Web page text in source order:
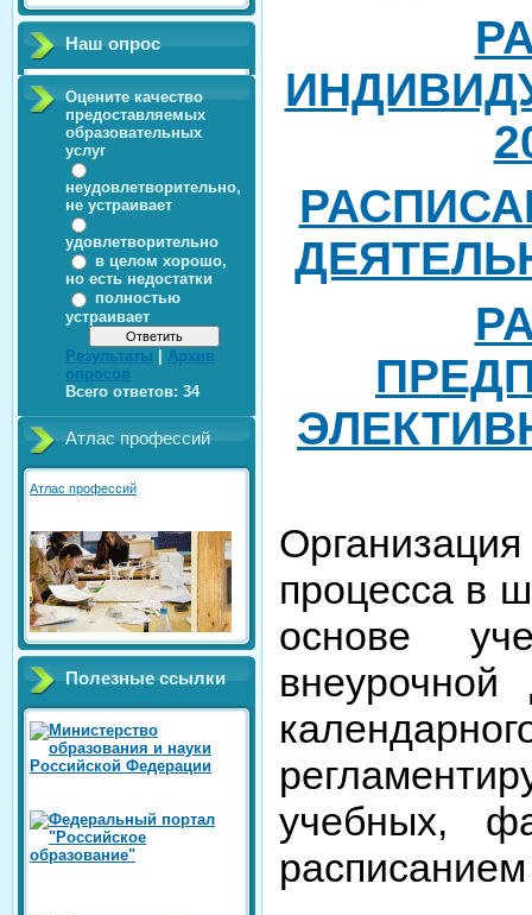
Наш опрос
Оцените качество
предоставляемых
образовательных
услуг
неудовлетворительно,
не устраивает
удовлетворительно
в целом хорошо,
но есть недостатки
полностью
устраивает
Результаты
Архив
опросов
Всего ответов: 34
Атлас профессий
Атлас профессий
Полезные ссылки
процесса в
основе
внеурочной
учебных,